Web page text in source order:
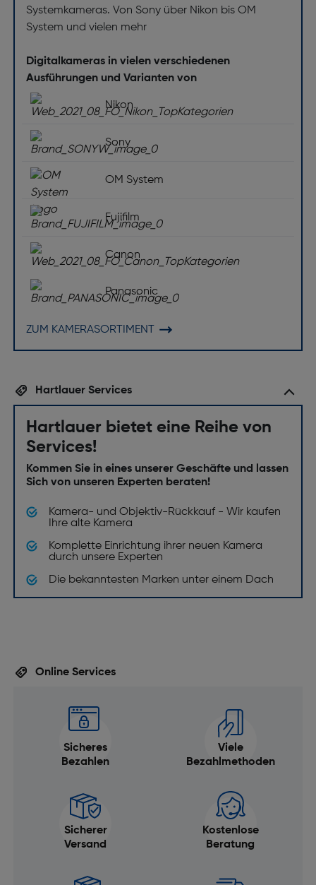
Video
Maximale Video-Auflösung [Pixel]: 3480 x 2160
Video-Auflösungen [Pixel]: 1280 x 720,1920 x
1080,2688 x 1520,3840 x 2160
Anschlüsse und Schnittstellen
WLAN: Nein
Bluetooth: Nein
Nahfeldkommunikation (NFC): Nein
HDMI: Nein
Design
Gewicht und Abmessungen
Gewicht [g]: 138
Belichtung
ISO-Empfindlichkeit: 100, 200, 400
Bildqualität
Bildstabilisator: Nein
Batteriekapazität [mAh]: 1500
Systemkameras. Von Sony über Nikon bis OM
System und vielen mehr
Digitalkameras in vielen verschiedenen
Ausführungen und Varianten von
Nikon
Sony
OM System
Fujifilm
Canon
Panasonic
ZUM KAMERASORTIMENT
Hartlauer Services
Hartlauer bietet eine Reihe von
Services!
Kommen Sie in eines unserer Geschäfte und lassen
Sich von unseren Experten beraten!
Kamera- und Objektiv-Rückkauf - Wir kaufen
Ihre alte Kamera
Komplette Einrichtung ihrer neuen Kamera
durch unsere Experten
Die bekanntesten Marken unter einem Dach
Online Services
Sicheres
Bezahlen
Viele
Bezahlmethoden
Sicherer
Versand
Kostenlose
Beratung